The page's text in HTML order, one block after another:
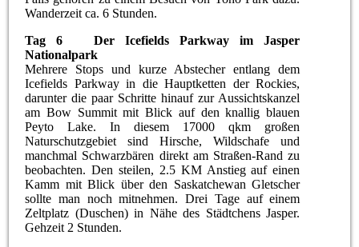
Wanderzeit ca. 6 Stunden.
Tag 6 Der Icefields Parkway im Jasper
Nationalpark
Mehrere Stops und kurze Abstecher entlang dem
Icefields Parkway in die Hauptketten der Rockies,
darunter die paar Schritte hinauf zur Aussichtskanzel
am Bow Summit mit Blick auf den knallig blauen
Peyto Lake. In diesem 17000 qkm großen
Naturschutzgebiet sind Hirsche, Wildschafe und
manchmal Schwarzbären direkt am Straßen-Rand zu
beobachten. Den steilen, 2.5 KM Anstieg auf einen
Kamm mit Blick über den Saskatchewan Gletscher
sollte man noch mitnehmen. Drei Tage auf einem
Zeltplatz (Duschen) in Nähe des Städtchens Jasper.
Gehzeit 2 Stunden.